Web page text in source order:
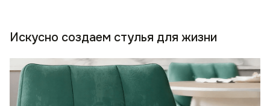
Искусно создаем стулья для жизни